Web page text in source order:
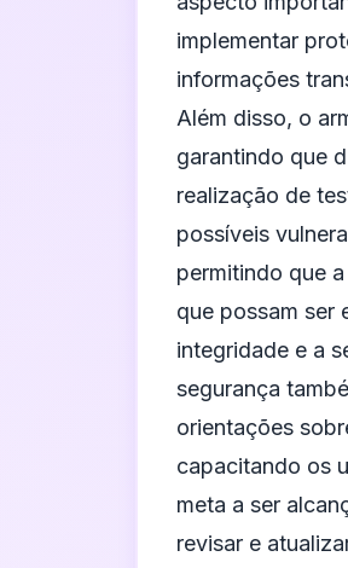
implementar
informações
Além disso, o
garantindo que
realização de
possíveis
permitindo que
que possam ser
integridade e a
segurança
orientações
capacitando os
meta a ser
revisar e